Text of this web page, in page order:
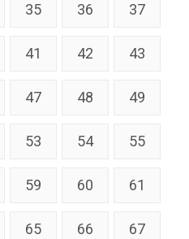
35 36 37
41 42 43
47 48 49
53 54 55
59 60 61
65 66 67